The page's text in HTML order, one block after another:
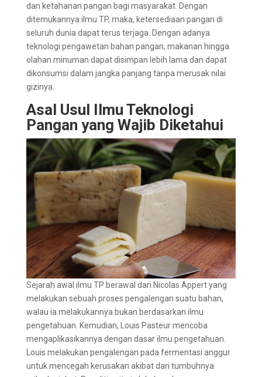
dan ketahanan pangan bagi masyarakat. Dengan
ditemukannya ilmu TP, maka, ketersediaan pangan di
seluruh dunia dapat terus terjaga. Dengan adanya
teknologi pengawetan bahan pangan, makanan hingga
olahan minuman dapat disimpan lebih lama dan dapat
dikonsumsi dalam jangka panjang tanpa merusak nilai
gizinya.
Asal Usul Ilmu Teknologi
Pangan yang Wajib Diketahui
Sejarah awal ilmu TP berawal dari Nicolas Appert yang
melakukan sebuah proses pengalengan suatu bahan,
walau ia melakukannya bukan berdasarkan ilmu
pengetahuan. Kemudian, Louis Pasteur mencoba
mengaplikasikannya dengan dasar ilmu pengetahuan.
Louis melakukan pengalengan pada fermentasi anggur
untuk mencegah kerusakan akibat dari tumbuhnya